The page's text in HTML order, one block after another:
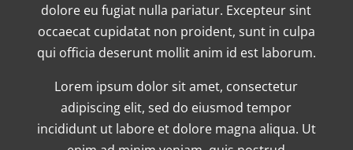
dolore eu fugiat nulla pariatur. Excepteur sint
occaecat cupidatat non proident, sunt in culpa
qui officia deserunt mollit anim id est laborum.
Lorem ipsum dolor sit amet, consectetur
adipiscing elit, sed do eiusmod tempor
incididunt ut labore et dolore magna aliqua. Ut